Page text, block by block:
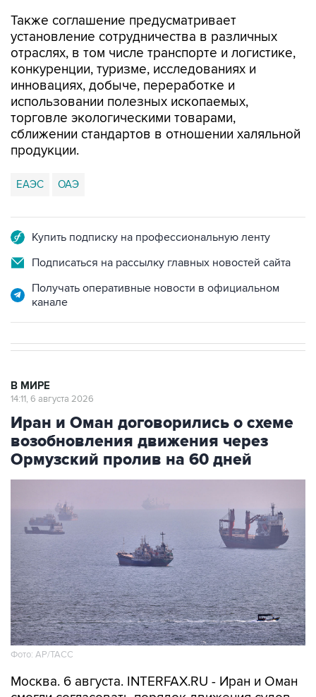
Также соглашение предусматривает
установление сотрудничества в различных
отраслях, в том числе транспорте и логистике,
конкуренции, туризме, исследованиях и
инновациях, добыче, переработке и
использовании полезных ископаемых,
торговле экологическими товарами,
сближении стандартов в отношении халяльной
продукции.
ЕАЭС ОАЭ
Купить подписку на профессиональную ленту
Подписаться на рассылку главных новостей сайта
Получать оперативные новости в официальном
канале
В МИРЕ
14:11, 6 августа 2026
Иран и Оман договорились о схеме
возобновления движения через
Ормузский пролив на 60 дней
Фото: AP/ТАСС
Москва. 6 августа. INTERFAX.RU - Иран и Оман